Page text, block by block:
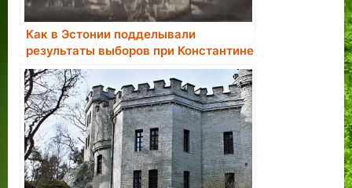
Как в Эстонии подделывали
результаты выборов при Константине
Пятсе.